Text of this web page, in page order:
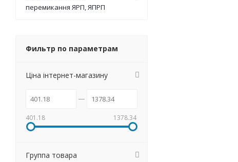
перемикання ЯРП, ЯПРП
Фильтр по параметрам
Ціна інтернет-магазину
401.18 1378.34
Группа товара